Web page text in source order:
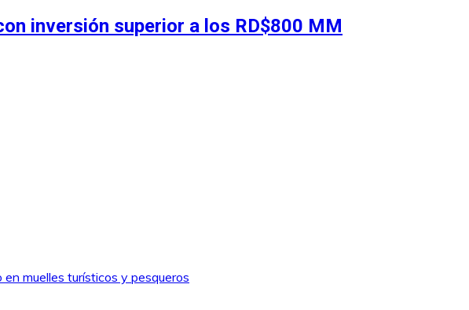
inversión superior a los RD$800 MM